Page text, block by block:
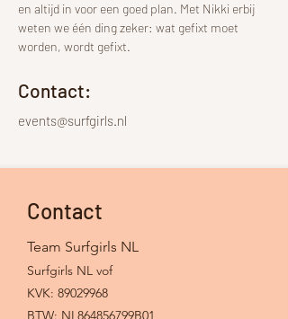
en altijd in voor een goed plan. Met Nikki erbij
weten we één ding zeker: wat gefixt moet
worden, wordt gefixt.
Contact:
events@surfgirls.nl
Contact
Team Surfgirls NL
Surfgirls NL vof
KVK: 89029968